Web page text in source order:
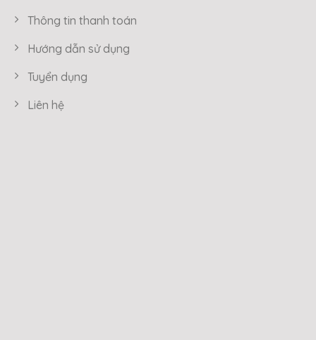
Thông tin thanh toán
Hướng dẫn sử dụng
Tuyển dụng
Liên hệ